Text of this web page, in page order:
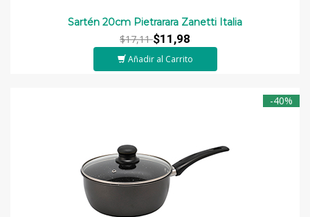
Sartén 20cm Pietrarara Zanetti Italia
$17,11$11,98
Añadir al Carrito
-40%